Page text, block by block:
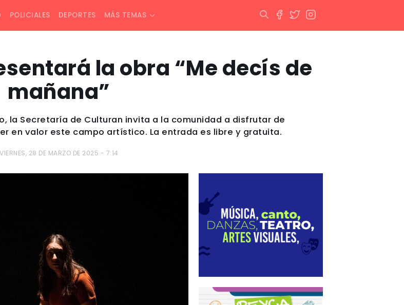
POLICIALES DEPORTES MÁS TEMAS
la obra “Me decís de
mañana”
la Secretaría de Culturan invita a la comunidad a disfrutar de
en valor este campo artístico. La entrada es libre y gratuita.
VIERNES, 28 DE MARZO DE 2025 - 7:14